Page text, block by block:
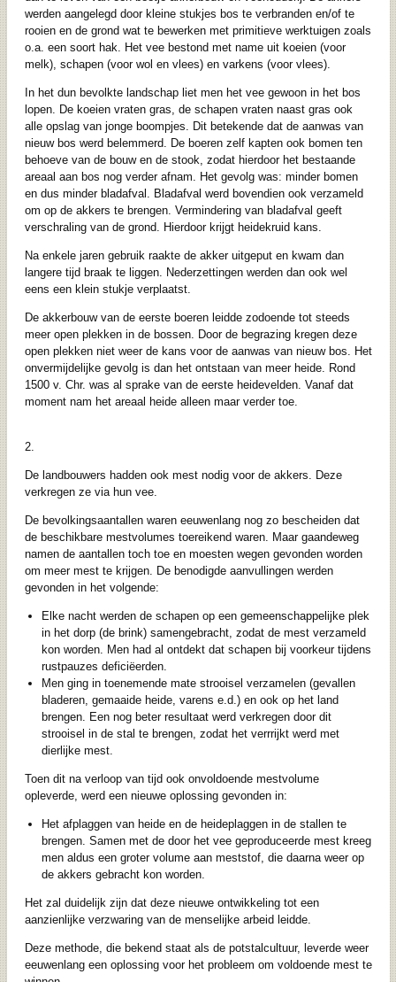
werden aangelegd door kleine stukjes bos te verbranden en/of te
rooien en de grond wat te bewerken met primitieve werktuigen zoals
o.a. een soort hak. Het vee bestond met name uit koeien (voor
melk), schapen (voor wol en vlees) en varkens (voor vlees).
In het dun bevolkte landschap liet men het vee gewoon in het bos
lopen. De koeien vraten gras, de schapen vraten naast gras ook
alle opslag van jonge boompjes. Dit betekende dat de aanwas van
nieuw bos werd belemmerd. De boeren zelf kapten ook bomen ten
behoeve van de bouw en de stook, zodat hierdoor het bestaande
areaal aan bos nog verder afnam. Het gevolg was: minder bomen
en dus minder bladafval. Bladafval werd bovendien ook verzameld
om op de akkers te brengen. Vermindering van bladafval geeft
verschraling van de grond. Hierdoor krijgt heidekruid kans.
Na enkele jaren gebruik raakte de akker uitgeput en kwam dan
langere tijd braak te liggen. Nederzettingen werden dan ook wel
eens een klein stukje verplaatst.
De akkerbouw van de eerste boeren leidde zodoende tot steeds
meer open plekken in de bossen. Door de begrazing kregen deze
open plekken niet weer de kans voor de aanwas van nieuw bos. Het
onvermijdelijke gevolg is dan het ontstaan van meer heide. Rond
1500 v. Chr. was al sprake van de eerste heidevelden. Vanaf dat
moment nam het areaal heide alleen maar verder toe.
2.
De landbouwers hadden ook mest nodig voor de akkers. Deze
verkregen ze via hun vee.
De bevolkingsaantallen waren eeuwenlang nog zo bescheiden dat
de beschikbare mestvolumes toereikend waren. Maar gaandeweg
namen de aantallen toch toe en moesten wegen gevonden worden
om meer mest te krijgen. De benodigde aanvullingen werden
gevonden in het volgende:
Elke nacht werden de schapen op een gemeenschappelijke plek
in het dorp (de brink) samengebracht, zodat de mest verzameld
kon worden. Men had al ontdekt dat schapen bij voorkeur tijdens
rustpauzes deficiëerden.
Men ging in toenemende mate strooisel verzamelen (gevallen
bladeren, gemaaide heide, varens e.d.) en ook op het land
brengen. Een nog beter resultaat werd verkregen door dit
strooisel in de stal te brengen, zodat het verrrijkt werd met
dierlijke mest.
Toen dit na verloop van tijd ook onvoldoende mestvolume
opleverde, werd een nieuwe oplossing gevonden in:
Het afplaggen van heide en de heideplaggen in de stallen te
brengen. Samen met de door het vee geproduceerde mest kreeg
men aldus een groter volume aan meststof, die daarna weer op
de akkers gebracht kon worden.
Het zal duidelijk zijn dat deze nieuwe ontwikkeling tot een
aanzienlijke verzwaring van de menselijke arbeid leidde.
Deze methode, die bekend staat als de potstalcultuur, leverde weer
eeuwenlang een oplossing voor het probleem om voldoende mest te